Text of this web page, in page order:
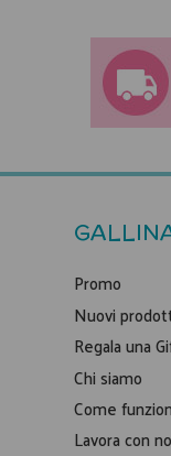
Promo
Nuovi
Regala una
Chi siamo
Come
Lavora con